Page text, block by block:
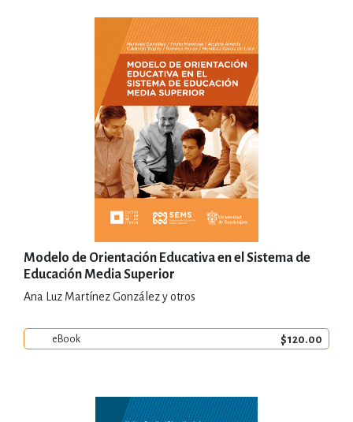
Modelo de Orientación Educativa en el Sistema de
Educación Media Superior
Ana Luz Martínez González y otros
eBook $120.00